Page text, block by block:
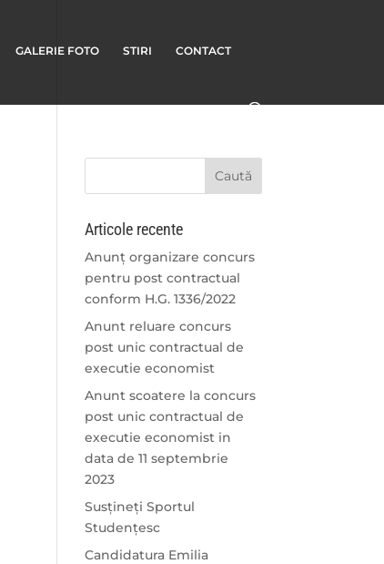
GALERIE FOTO STIRI CONTACT
Articole recente
Anunț organizare concurs
pentru post contractual
conform H.G. 1336/2022
Anunt reluare concurs
post unic contractual de
executie economist
Anunt scoatere la concurs
post unic contractual de
executie economist in
data de 11 septembrie
2023
Susțineți Sportul
Studențesc
Candidatura Emilia